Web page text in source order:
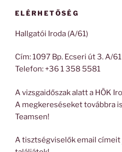
ELÉRHETŐSÉG
Hallgatói Iroda (A/61)
Cím: 1097 Bp. Ecseri út 3. A/61
Telefon: +36 1 358 5581
A vizsgaidőszak alatt a HÖK
A megkereséseket továbbra
Teamsen!
A tisztségviselők email címeit